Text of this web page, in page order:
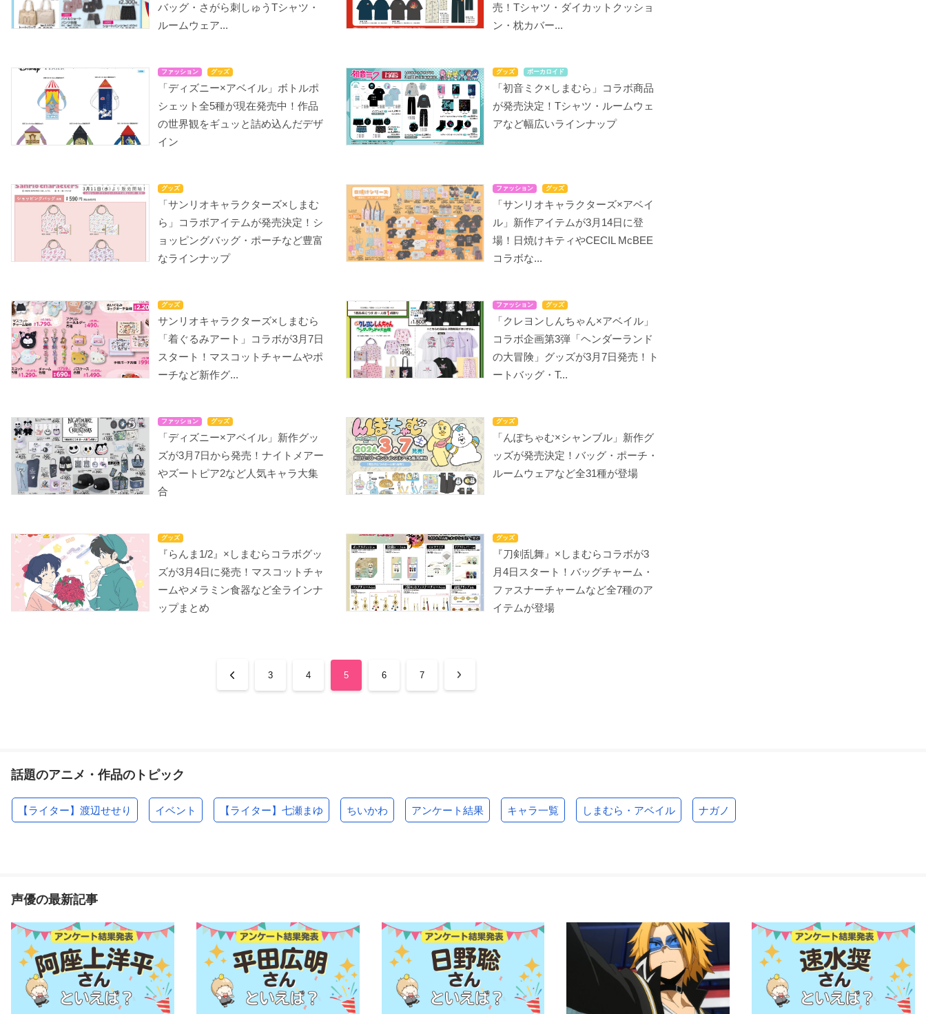
バッグ・さがら刺しゅうTシャツ・
ルームウェア...
売！Tシャツ・ダイカットクッショ
ン・枕カバー...
ファッション グッズ
「ディズニー×アベイル」ボトルポ
シェット全5種が現在発売中！作品
の世界観をギュッと詰め込んだデザ
イン
グッズ ボーカロイド
「初音ミク×しまむら」コラボ商品
が発売決定！Tシャツ・ルームウェ
アなど幅広いラインナップ
グッズ
「サンリオキャラクターズ×しまむ
ら」コラボアイテムが発売決定！シ
ョッピングバッグ・ポーチなど豊富
なラインナップ
ファッション グッズ
「サンリオキャラクターズ×アベイ
ル」新作アイテムが3月14日に登
場！日焼けキティやCECIL McBEE
コラボな...
グッズ
サンリオキャラクターズ×しまむら
「着ぐるみアート」コラボが3月7日
スタート！マスコットチャームやポ
ーチなど新作グ...
ファッション グッズ
「クレヨンしんちゃん×アベイル」
コラボ企画第3弾「ヘンダーランド
の大冒険」グッズが3月7日発売！ト
ートバッグ・T...
ファッション グッズ
「ディズニー×アベイル」新作グッ
ズが3月7日から発売！ナイトメアー
やズートピア2など人気キャラ大集
合
グッズ
「んぽちゃむ×シャンブル」新作グ
ッズが発売決定！バッグ・ポーチ・
ルームウェアなど全31種が登場
グッズ
『らんま1/2』×しまむらコラボグッ
ズが3月4日に発売！マスコットチャ
ームやメラミン食器など全ラインナ
ップまとめ
グッズ
『刀剣乱舞』×しまむらコラボが3
月4日スタート！バッグチャーム・
ファスナーチャームなど全7種のア
イテムが登場
3 4 5 6 7
話題のアニメ・作品のトピック
【ライター】渡辺せせり イベント 【ライター】七瀬まゆ ちいかわ アンケート結果 キャラ一覧 しまむら・アベイル ナガノ
声優の最新記事